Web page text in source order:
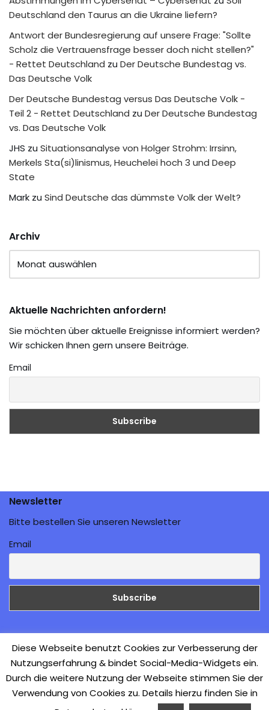
Deutschland den Taurus an die Ukraine liefern?
Antwort der Bundesregierung auf unsere Frage: "Sollte
Scholz die Vertrauensfrage besser doch nicht stellen?"
- Rettet Deutschland zu Der Deutsche Bundestag vs.
Das Deutsche Volk
Der Deutsche Bundestag versus Das Deutsche Volk -
Teil 2 - Rettet Deutschland zu Der Deutsche Bundestag
vs. Das Deutsche Volk
JHS zu Situationsanalyse von Holger Strohm: Irrsinn,
Merkels Sta(si)linismus, Heuchelei hoch 3 und Deep
State
Mark zu Sind Deutsche das dümmste Volk der Welt?
Archiv
Aktuelle Nachrichten anfordern!
Sie möchten über aktuelle Ereignisse informiert werden?
Wir schicken Ihnen gern unsere Beiträge.
Email
Newsletter
Bitte bestellen Sie unseren Newsletter
Email
Galerie
Aufbruch zur Direkten
Demokratie
Diese Webseite benutzt Cookies zur Verbesserung der
Nutzungserfahrung & bindet Social-Media-Widgets ein.
Durch die weitere Nutzung der Webseite stimmen Sie der
Verwendung von Cookies zu. Details hierzu finden Sie in